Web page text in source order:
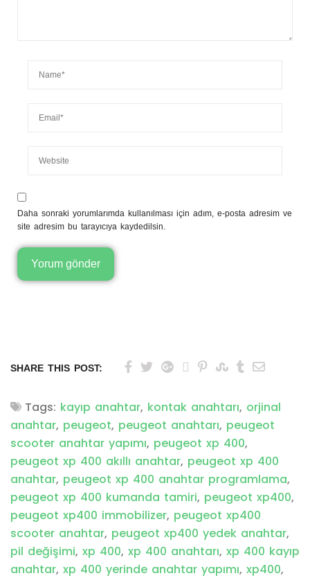
Daha sonraki yorumlarımda kullanılması için adım, e-posta adresim ve
site adresim bu tarayıcıya kaydedilsin.
SHARE THIS POST:
Tags: kayıp anahtar, kontak anahtarı, orjinal
anahtar, peugeot, peugeot anahtarı, peugeot
scooter anahtar yapımı, peugeot xp 400,
peugeot xp 400 akıllı anahtar, peugeot xp 400
anahtar, peugeot xp 400 anahtar programlama,
peugeot xp 400 kumanda tamiri, peugeot xp400,
peugeot xp400 immobilizer, peugeot xp400
scooter anahtar, peugeot xp400 yedek anahtar,
pil değişimi, xp 400, xp 400 anahtarı, xp 400 kayıp
anahtar, xp 400 yerinde anahtar yapımı, xp400,